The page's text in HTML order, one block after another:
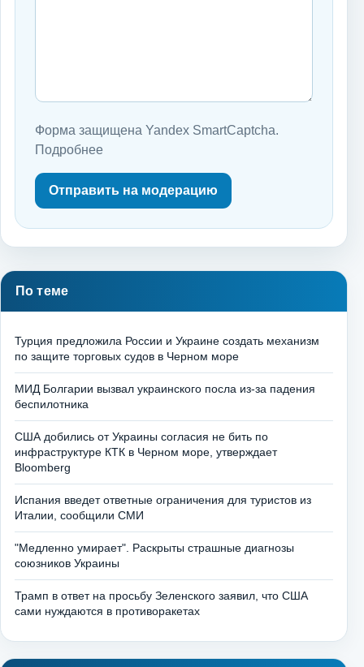
Форма защищена Yandex SmartCaptcha.
Подробнее
Отправить на модерацию
По теме
Турция предложила России и Украине создать механизм
по защите торговых судов в Черном море
МИД Болгарии вызвал украинского посла из-за падения
беспилотника
США добились от Украины согласия не бить по
инфраструктуре КТК в Черном море, утверждает
Bloomberg
Испания введет ответные ограничения для туристов из
Италии, сообщили СМИ
"Медленно умирает". Раскрыты страшные диагнозы
союзников Украины
Трамп в ответ на просьбу Зеленского заявил, что США
сами нуждаются в противоракетах